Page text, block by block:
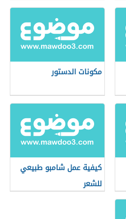
مكونات الدستور
كيفية عمل شامبو طبيعي
للشعر